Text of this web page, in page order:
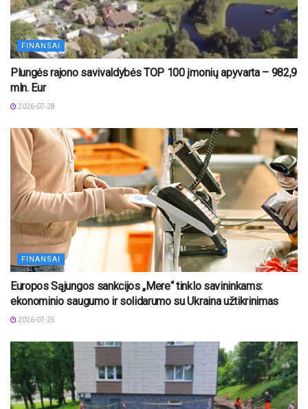
FINANSAI
Plungės rajono savivaldybės TOP 100 įmonių apyvarta – 982,9
mln. Eur
2026-07-28
FINANSAI
Europos Sąjungos sankcijos „Mere“ tinklo savininkams:
ekonominio saugumo ir solidarumo su Ukraina užtikrinimas
2026-07-25